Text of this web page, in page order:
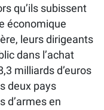
qu’ils subissent
économique
leurs dirigeants
dans l’achat
milliards d’euros
deux pays
d’armes en